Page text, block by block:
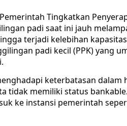
Tingkatkan
padi saat ini jauh
terjadi kelebihan
padi kecil (PPK) yang
keterbatasan
tidak memiliki status
ke instansi pemerintah